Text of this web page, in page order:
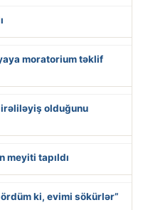
moratorium təklif
irəliləyiş olduğunu
meyiti tapıldı
ki, evimi sökürlər”